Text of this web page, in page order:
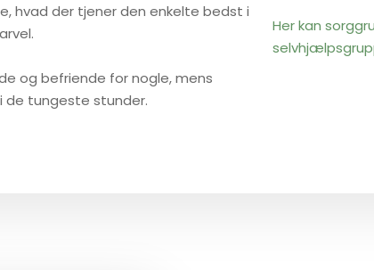
hvad der tjener den enkelte bedst i
og befriende for nogle, mens
tungeste stunder.
Her kan